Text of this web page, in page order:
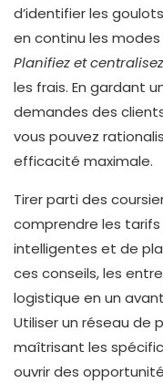
d’identifier les
en continu les
Planifiez et
les frais. En gardant
demandes des
vous pouvez
efficacité maximale.
Tirer parti des
comprendre les tarifs
intelligentes et de
ces conseils, les
logistique en un
Utiliser un réseau de
maîtrisant les
ouvrir des